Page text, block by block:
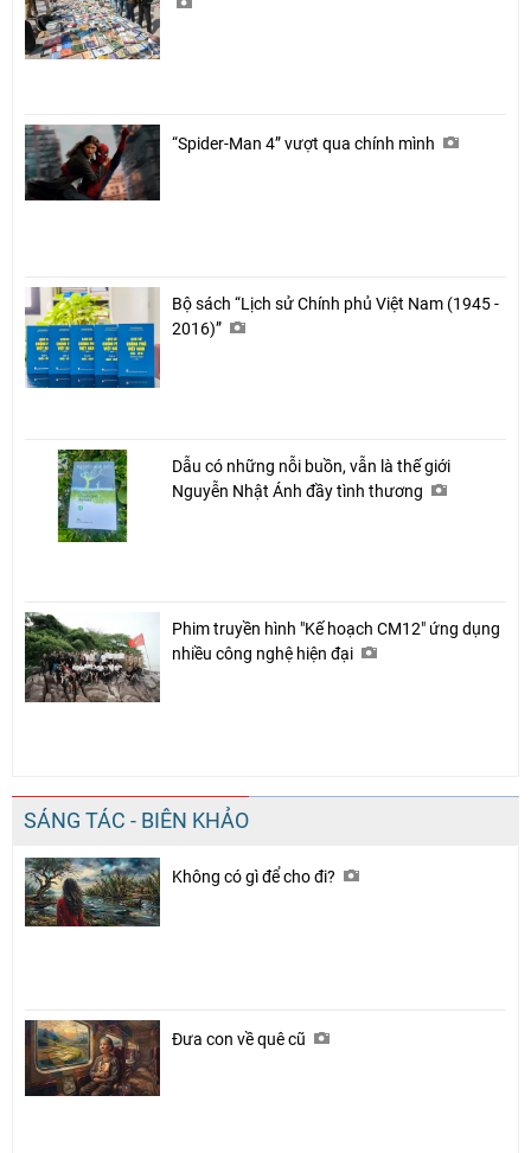
“Spider-Man 4” vượt qua chính mình
Bộ sách “Lịch sử Chính phủ Việt Nam (1945 -
2016)”
Dẫu có những nỗi buồn, vẫn là thế giới
Nguyễn Nhật Ánh đầy tình thương
Phim truyền hình "Kế hoạch CM12" ứng dụng
nhiều công nghệ hiện đại
SÁNG TÁC - BIÊN KHẢO
Không có gì để cho đi?
Đưa con về quê cũ